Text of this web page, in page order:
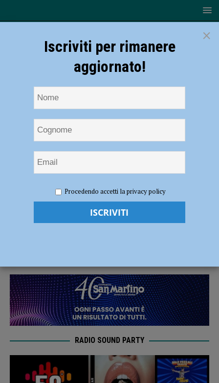
nigeriana, fermato richiedente asilo ospitato in Valtrebbia
Mafia nigeriana, fermato richiedente asilo
RADIO SOUND PARTY
×
Iscriviti per rimanere
aggiornato!
Procedendo accetti la privacy policy